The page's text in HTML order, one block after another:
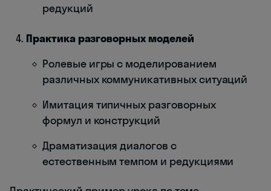
редукций
Практика разговорных моделей
Ролевые игры с моделированием
различных коммуникативных ситуаций
Имитация типичных разговорных
формул и конструкций
Драматизация диалогов с
естественным темпом и редукциями